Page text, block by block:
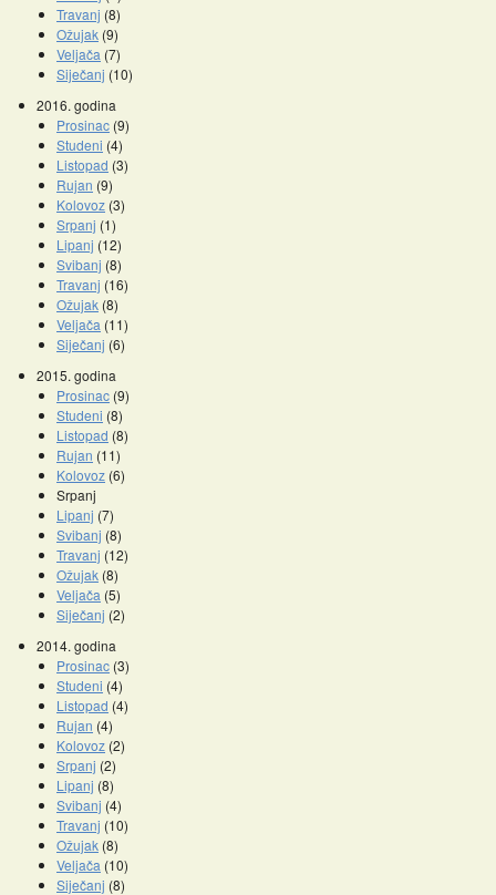
Travanj (8)
Ožujak (9)
Veljača (7)
Siječanj (10)
2016. godina
Prosinac (9)
Studeni (4)
Listopad (3)
Rujan (9)
Kolovoz (3)
Srpanj (1)
Lipanj (12)
Svibanj (8)
Travanj (16)
Ožujak (8)
Veljača (11)
Siječanj (6)
2015. godina
Prosinac (9)
Studeni (8)
Listopad (8)
Rujan (11)
Kolovoz (6)
Srpanj
Lipanj (7)
Svibanj (8)
Travanj (12)
Ožujak (8)
Veljača (5)
Siječanj (2)
2014. godina
Prosinac (3)
Studeni (4)
Listopad (4)
Rujan (4)
Kolovoz (2)
Srpanj (2)
Lipanj (8)
Svibanj (4)
Travanj (10)
Ožujak (8)
Veljača (10)
Siječanj (8)